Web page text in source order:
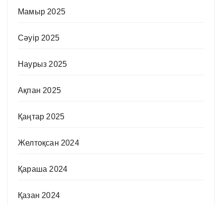
Мамыр 2025
Сәуір 2025
Наурыз 2025
Ақпан 2025
Қаңтар 2025
Желтоқсан 2024
Қараша 2024
Қазан 2024